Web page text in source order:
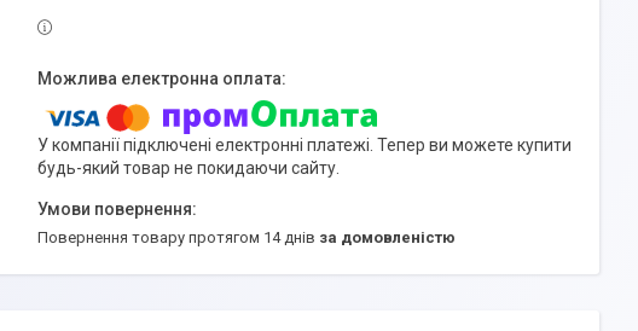
У компанії підключені електронні платежі. Тепер ви можете купити
будь-який товар не покидаючи сайту.
повернення товару протягом 14 днів за домовленістю